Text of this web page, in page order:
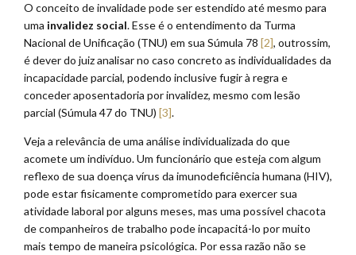
O conceito de invalidade pode ser estendido até mesmo para
uma invalidez social. Esse é o entendimento da Turma
Nacional de Unificação (TNU) em sua Súmula 78 [2], outrossim,
é dever do juiz analisar no caso concreto as individualidades da
incapacidade parcial, podendo inclusive fugir à regra e
conceder aposentadoria por invalidez, mesmo com lesão
parcial (Súmula 47 do TNU) [3].
Veja a relevância de uma análise individualizada do que
acomete um indivíduo. Um funcionário que esteja com algum
reflexo de sua doença vírus da imunodeficiência humana (HIV),
pode estar fisicamente comprometido para exercer sua
atividade laboral por alguns meses, mas uma possível chacota
de companheiros de trabalho pode incapacitá-lo por muito
mais tempo de maneira psicológica. Por essa razão não se